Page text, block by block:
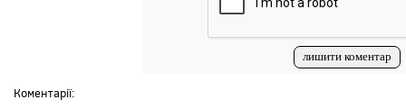
Коментарії: